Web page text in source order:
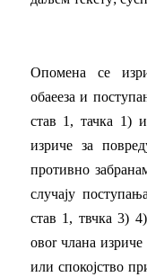
Опомена се
обаееза и
став 1, тачка 1)
изриче за
противно
случају
став 1, твчка 3)
овоr члана
или спокојство